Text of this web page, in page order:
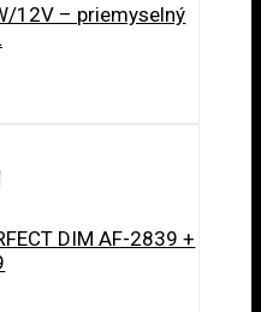
12V – priemyselný
DIM AF-2839 +